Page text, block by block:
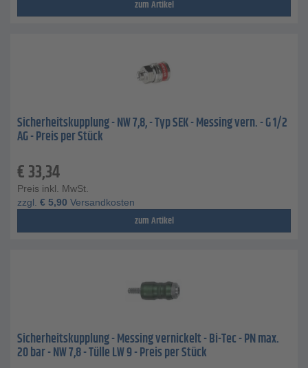
zum Artikel
Sicherheitskupplung - NW 7,8, - Typ SEK - Messing vern. - G 1/2
AG - Preis per Stück
€33,34
Preis inkl. MwSt.
zzgl. € 5,90 Versandkosten
zum Artikel
Sicherheitskupplung - Messing vernickelt - Bi-Tec - PN max.
20 bar - NW 7,8 - Tülle LW 9 - Preis per Stück